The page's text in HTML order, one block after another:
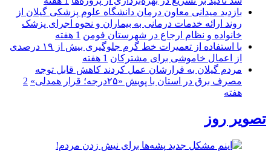
بازدید میدانی معاون درمان دانشگاه علوم پزشکی گیلان از
روند ارائه خدمات درمانی به بیماران و نحوه اجرای پزشک
خانواده و نظام ارجاع در شهرستان فومن 1 هفته
با استفاده از تعمیرات خط گرم جلوگیری بیش از ۱۹ درصدی
از اعمال خاموشی برای مشتركان 1 هفته
مردم گیلان به قرارشان عمل کردند كاهش قابل توجه
مصرف برق در استان با پویش «۲۵درجه؛ قرار همدلی»
2
هفته
تصویر روز